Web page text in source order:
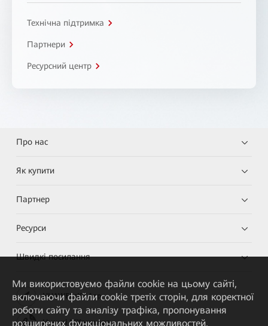
Технічна підтримка
Партнери
Ресурсний центр
Про нас
Як купити
Партнер
Ресурси
Швидкі посилання
HUAWEI eKit App
Huawei HiKnow App
Ми використовуємо файли cookie на цьому сайті,
включаючи файли cookie третіх сторін, для коректної
роботи сайту та аналізу трафіка, пропонування
розширених функціональних можливостей,